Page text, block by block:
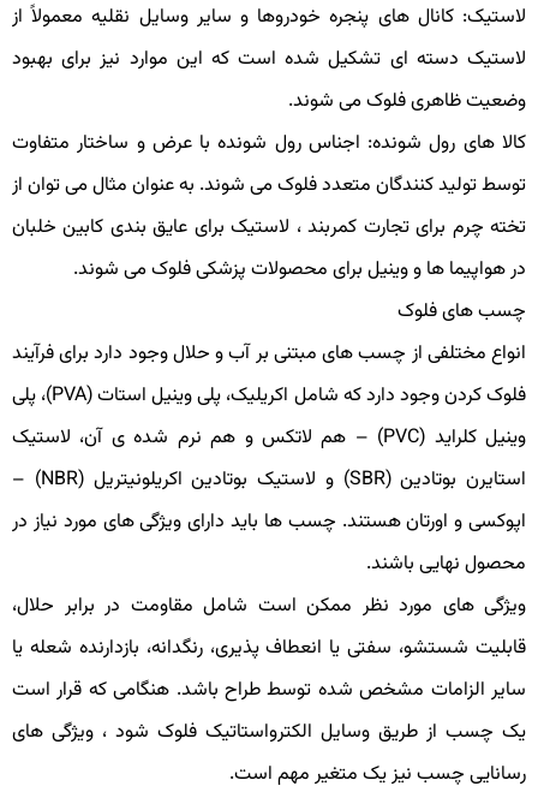
لاستیک: کانال های پنجره خودروها و سایر وسایل نقلیه معمولاً از
لاستیک دسته ای تشکیل شده است که این موارد نیز برای بهبود
وضعیت ظاهری فلوک می شوند.
کالا های رول شونده: اجناس رول شونده با عرض و ساختار متفاوت
توسط تولید کنندگان متعدد فلوک می شوند. به عنوان مثال می توان از
تخته چرم برای تجارت کمربند ، لاستیک برای عایق بندی کابین خلبان
در هواپیما ها و وینیل برای محصولات پزشکی فلوک می شوند.
چسب های فلوک
انواع مختلفی از چسب های مبتنی بر آب و حلال وجود دارد برای فرآیند
فلوک کردن وجود دارد که شامل اکریلیک، پلی وینیل استات (PVA)، پلی
وینیل کلراید (PVC) – هم لاتکس و هم نرم شده ی آن، لاستیک
استایرن بوتادین (SBR) و لاستیک بوتادین اکریلونیتریل (NBR) –
اپوکسی و اورتان هستند. چسب ها باید دارای ویژگی های مورد نیاز در
محصول نهایی باشند.
ویژگی های مورد نظر ممکن است شامل مقاومت در برابر حلال،
قابلیت شستشو، سفتی یا انعطاف پذیری، رنگدانه، بازدارنده شعله یا
سایر الزامات مشخص شده توسط طراح باشد. هنگامی که قرار است
یک چسب از طریق وسایل الکترواستاتیک فلوک شود ، ویژگی های
رسانایی چسب نیز یک متغیر مهم است.